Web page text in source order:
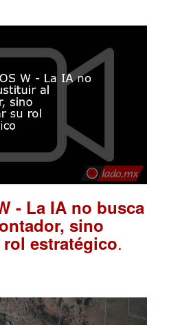
- La IA no busca
sino
estratégico.